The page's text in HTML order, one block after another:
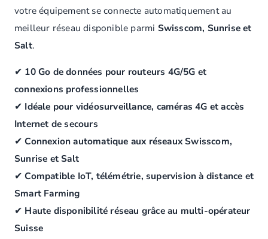
votre équipement se connecte automatiquement au
meilleur réseau disponible parmi Swisscom, Sunrise et
Salt.
✔ 10 Go de données pour routeurs 4G/5G et
connexions professionnelles
✔ Idéale pour vidéosurveillance, caméras 4G et accès
Internet de secours
✔Connexion automatique aux réseaux Swisscom,
Sunrise et Salt
✔Compatible IoT, télémétrie, supervision à distance et
Smart Farming
✔ Haute disponibilité réseau grâce au multi-opérateur
Suisse